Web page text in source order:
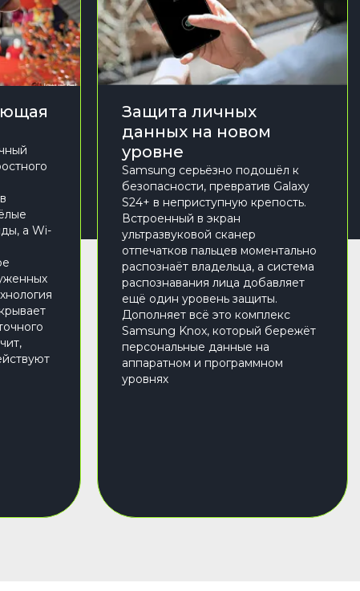
а Wi-
Защита личных
данных на новом
уровне
Samsung серьёзно подошёл к
безопасности, превратив Galaxy
S24+ в неприступную крепость.
Встроенный в экран
ультразвуковой сканер
отпечатков пальцев моментально
распознаёт владельца, а система
распознавания лица добавляет
ещё один уровень защиты.
Дополняет всё это комплекс
Samsung Knox, который бережёт
персональные данные на
аппаратном и программном
уровнях